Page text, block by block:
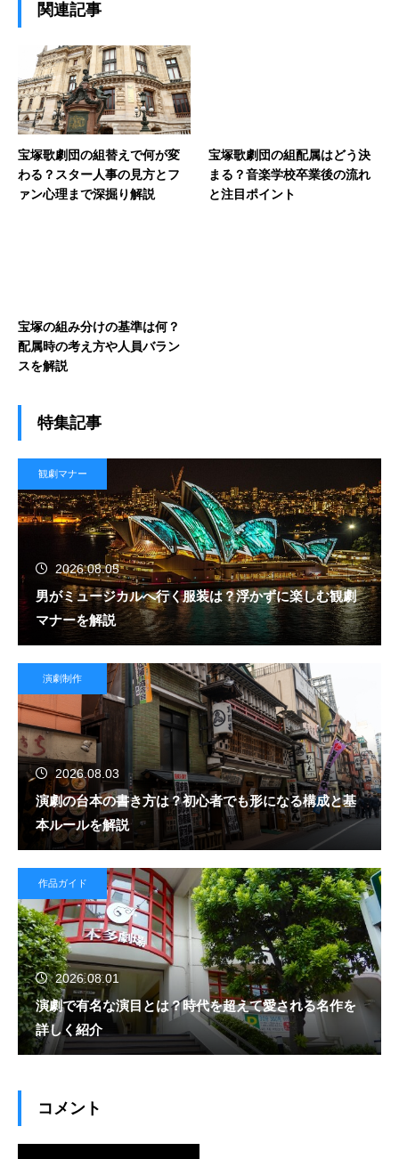
関連記事
宝塚歌劇団の組替えで何が変
わる？スター人事の見方とフ
ァン心理まで深掘り解説
宝塚歌劇団の組配属はどう決
まる？音楽学校卒業後の流れ
と注目ポイント
宝塚の組み分けの基準は何？
配属時の考え方や人員バラン
スを解説
特集記事
観劇マナー
2026.08.05
男がミュージカルへ行く服装は？浮かずに楽しむ観劇
マナーを解説
演劇制作
2026.08.03
演劇の台本の書き方は？初心者でも形になる構成と基
本ルールを解説
作品ガイド
2026.08.01
演劇で有名な演目とは？時代を超えて愛される名作を
詳しく紹介
コメント